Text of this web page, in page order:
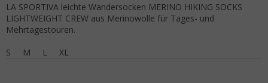
LA SPORTIVA leichte Wandersocken MERINO HIKING SOCKS
LIGHTWEIGHT CREW aus Merinowolle für Tages- und
Mehrtagestouren.
S
M L XL